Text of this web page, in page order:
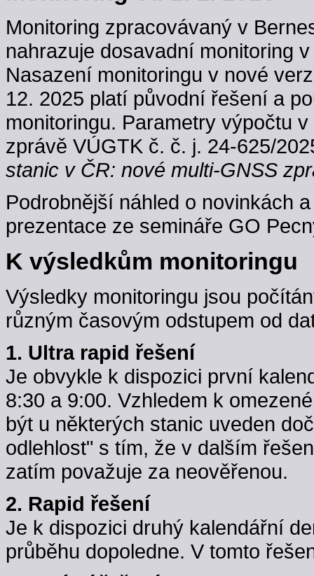
Monitoring zpracovávaný v
nahrazuje dosavadní monitoring
Nasazení monitoringu v nové
12. 2025 platí původní řešení a
monitoringu. Parametry výpočtu
zprávě VÚGTK č. č. j. 24-625/
stanic v ČR: nové multi-GNSS
Podrobnější náhled o novinkách
prezentace ze semináře GO
K výsledkům monitoringu
Výsledky monitoringu jsou
různým časovým odstupem od
1. Ultra rapid řešení
Je obvykle k dispozici první
8:30 a 9:00. Vzhledem k
být u některých stanic uveden
odlehlost" s tím, že v dalším
zatím považuje za neověřenou.
2. Rapid řešení
Je k dispozici druhý kalendářní
průběhu dopoledne. V tomto